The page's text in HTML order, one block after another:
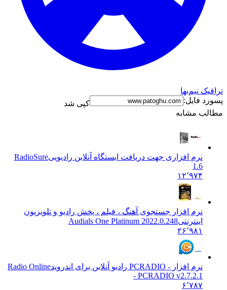
ترافیک نیم‌بها
پسورد فایل:
کپی شد
مطالب مشابه
نرم افزاری جهت دریافت ایستگاه آنلاین رادیوییRadioSure
1.6
۱۲٬۹۷۴
نرم افزار جستجوی آهنگ ، فیلم ، پخش رادیو و تلویزیون
اینترنتیAudials One Platinum 2022.0.248
۲۶٬۹۸۱
نرم افزار - PCRADIO رادیو آنلاین برای اندروید
Radio Online
- PCRADIO v2.7.2.1
۶٬۷۸۷